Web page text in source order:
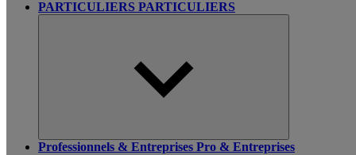
PARTICULIERS PARTICULIERS
Professionnels & Entreprises Pro & Entreprises